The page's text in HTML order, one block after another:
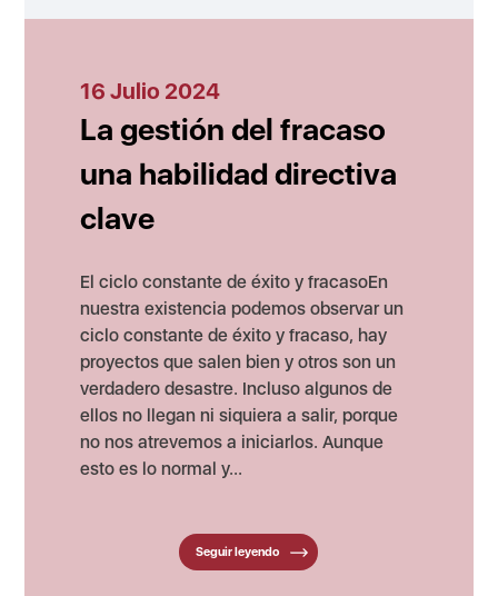
16 Julio 2024
La gestión del fracaso
una habilidad directiva
clave
El ciclo constante de éxito y fracasoEn
nuestra existencia podemos observar un
ciclo constante de éxito y fracaso, hay
proyectos que salen bien y otros son un
verdadero desastre. Incluso algunos de
ellos no llegan ni siquiera a salir, porque
no nos atrevemos a iniciarlos. Aunque
esto es lo normal y...
Seguir leyendo